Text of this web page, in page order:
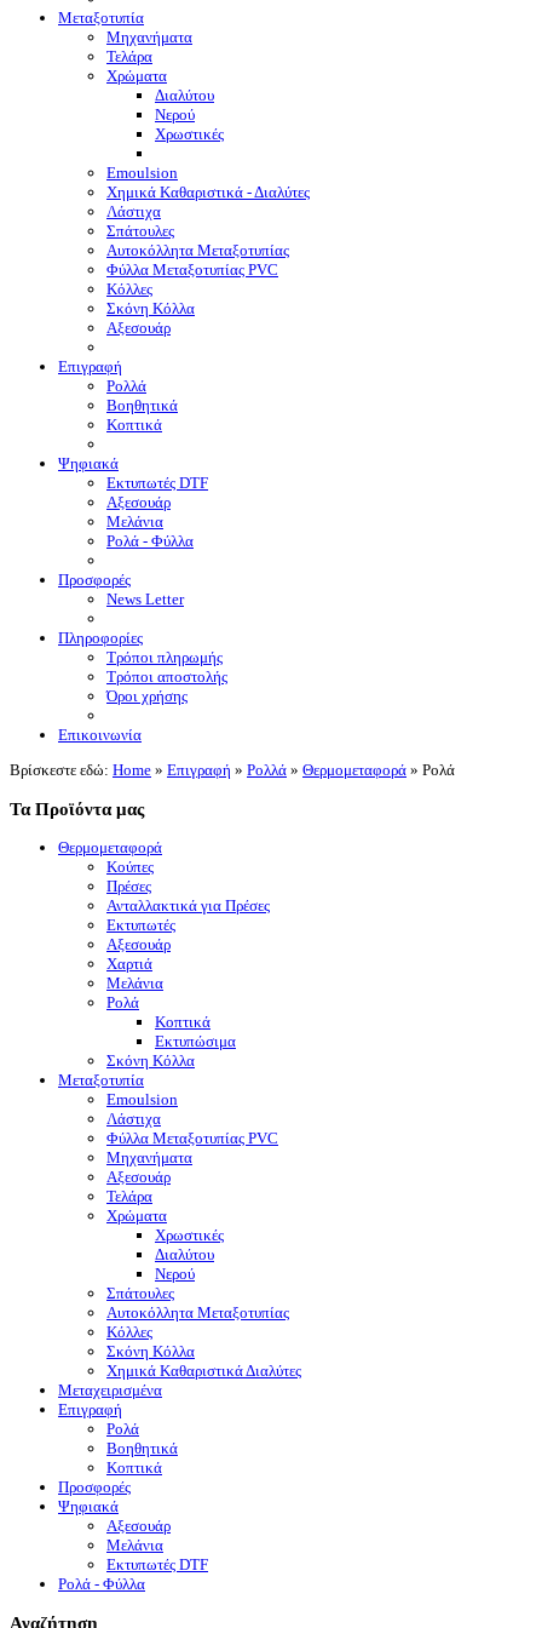
Μεταξοτυπία
Μηχανήματα
Τελάρα
Χρώματα
Διαλύτου
Νερού
Χρωστικές
Emoulsion
Χημικά Καθαριστικά - Διαλύτες
Λάστιχα
Σπάτουλες
Αυτοκόλλητα Μεταξοτυπίας
Φύλλα Μεταξοτυπίας PVC
Κόλλες
Σκόνη Κόλλα
Αξεσουάρ
Επιγραφή
Ρολλά
Βοηθητικά
Κοπτικά
Ψηφιακά
Eκτυπωτές DTF
Αξεσουάρ
Μελάνια
Ρολά - Φύλλα
Προσφορές
News Letter
Πληροφορίες
Τρόποι πληρωμής
Τρόποι αποστολής
Όροι χρήσης
Επικοινωνία
Βρίσκεστε εδώ: Home » Επιγραφή » Ρολλά » Θερμομεταφορά » Ρολά
Τα Προϊόντα μας
Θερμομεταφορά
Κούπες
Πρέσες
Ανταλλακτικά για Πρέσες
Εκτυπωτές
Αξεσουάρ
Χαρτιά
Μελάνια
Ρολά
Κοπτικά
Εκτυπώσιμα
Σκόνη Κόλλα
Μεταξοτυπία
Emoulsion
Λάστιχα
Φύλλα Μεταξοτυπίας PVC
Μηχανήματα
Αξεσουάρ
Τελάρα
Χρώματα
Χρωστικές
Διαλύτου
Νερού
Σπάτουλες
Αυτοκόλλητα Μεταξοτυπίας
Κόλλες
Σκόνη Κόλλα
Χημικά Καθαριστικά Διαλύτες
Μεταχειρισμένα
Επιγραφή
Ρολά
Βοηθητικά
Κοπτικά
Προσφορές
Ψηφιακά
Αξεσουάρ
Μελάνια
Eκτυπωτές DTF
Ρολά - Φύλλα
Αναζήτηση